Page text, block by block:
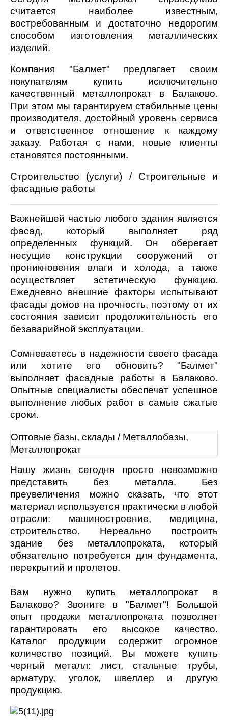
считается наиболее известным,
востребованным и достаточно недорогим
способом изготовления металлических
изделий.
Компания "Балмет" предлагает своим
покупателям купить исключительно
качественный металлопрокат в Балаково.
При этом мы гарантируем стабильные цены
производителя, достойный уровень сервиса
и ответственное отношение к каждому
заказу. Работая с нами, новые клиенты
становятся постоянными.
Строительство (услуги) / Строительные и
фасадные работы
Важнейшей частью любого здания является
фасад, который выполняет ряд
определенных функций. Он оберегает
несущие конструкции сооружений от
проникновения влаги и холода, а также
осуществляет эстетическую функцию.
Ежедневно внешние факторы испытывают
фасады домов на прочность, поэтому от их
состояния зависит продолжительность его
безаварийной эксплуатации.
Сомневаетесь в надежности своего фасада
или хотите его обновить? "Балмет"
выполняет фасадные работы в Балаково.
Опытные специалисты обеспечат успешное
выполнение любых работ в самые сжатые
сроки.
Оптовые базы, склады / Металлобазы,
Металлопрокат
Нашу жизнь сегодня просто невозможно
представить без металла. Без
преувеличения можно сказать, что этот
материал используется практически в любой
отрасли: машиностроение, медицина,
строительство. Нереально построить
здание без металлопроката, который
обязательно потребуется для фундамента,
перекрытий и пролетов.
Вам нужно купить металлопрокат в
Балаково? Звоните в "Балмет"! Большой
опыт продажи металлопроката позволяет
гарантировать его высокое качество.
Каталог продукции содержит огромное
количество позиций. Вы можете купить
черный металл: лист, стальные трубы,
арматуру, уголок, швеллер и другую
продукцию.